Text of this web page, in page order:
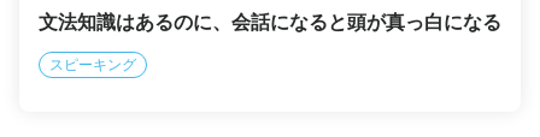
文法知識はあるのに、会話になると頭が真っ白になる
スピーキング